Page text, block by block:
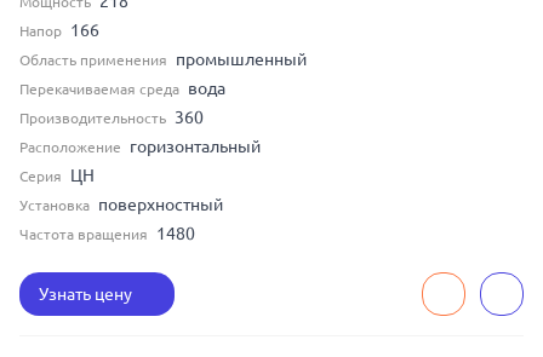
Напор 166
Область применения промышленный
Перекачиваемая среда вода
Производительность 360
Расположение горизонтальный
Серия ЦН
Установка поверхностный
Частота вращения 1480
Узнать цену